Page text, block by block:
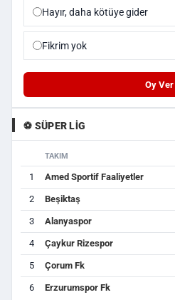
Hayır, daha kötüye gider
Fikrim yok
Oy Ver
⚽ SÜPER LIG
TAKIM
1 Amed Sportif Faaliyetler
2 Beşiktaş
3 Alanyaspor
4 Çaykur Rizespor
5 Çorum Fk
6 Erzurumspor Fk